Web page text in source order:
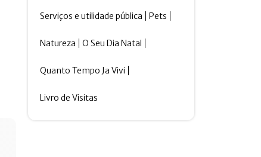
Serviços e utilidade pública Pets
Natureza O Seu Dia Natal
Quanto Tempo Ja Vivi
Livro de Visitas